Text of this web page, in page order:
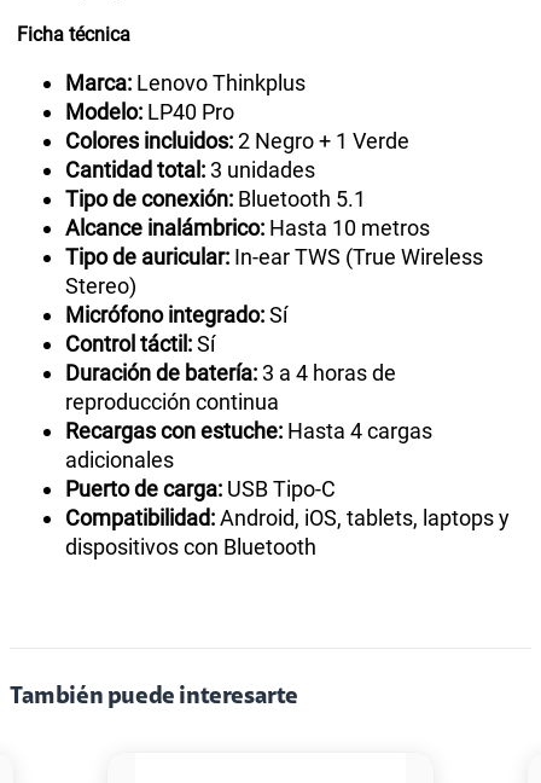
Ficha técnica
Marca: Lenovo Thinkplus
Modelo: LP40 Pro
Colores incluidos:2 Negro + 1 Verde
Cantidad total: 3 unidades
Tipo de conexión: Bluetooth 5.1
Alcance inalámbrico: Hasta 10 metros
Tipo de auricular: In-ear TWS (True Wireless
Stereo)
Micrófono integrado:Sí
Control táctil:Sí
Duración de batería: 3 a 4 horas de
reproducción continua
Recargas con estuche: Hasta 4 cargas
adicionales
Puerto de carga: USB Tipo-C
Compatibilidad:Android, iOS, tablets, laptops y
dispositivos con Bluetooth
También puede interesarte